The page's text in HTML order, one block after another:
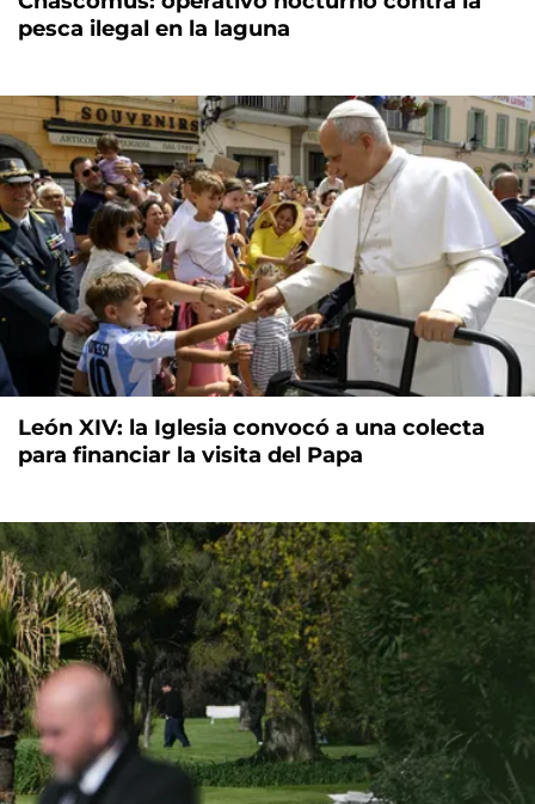
pesca ilegal en la laguna
León XIV: la Iglesia convocó a una colecta
para financiar la visita del Papa